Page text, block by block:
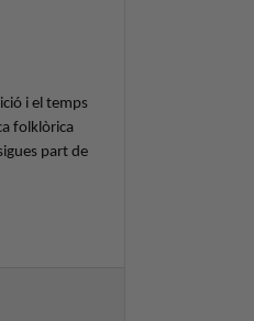
i el temps
folklòrica
part de